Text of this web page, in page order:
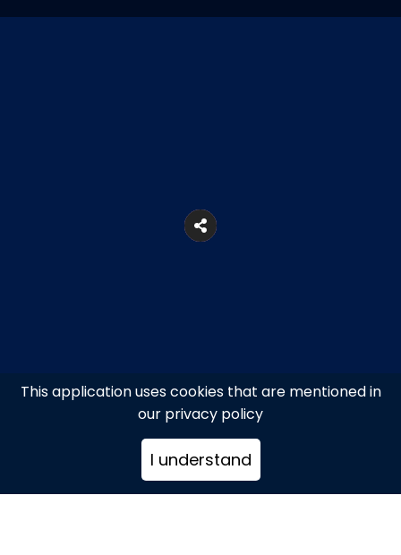
This application uses cookies that are mentioned in
our privacy policy
I understand
2289077658